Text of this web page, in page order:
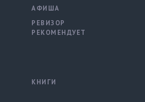
АФИША
РЕВИЗОР
РЕКОМЕНДУЕТ
КНИГИ